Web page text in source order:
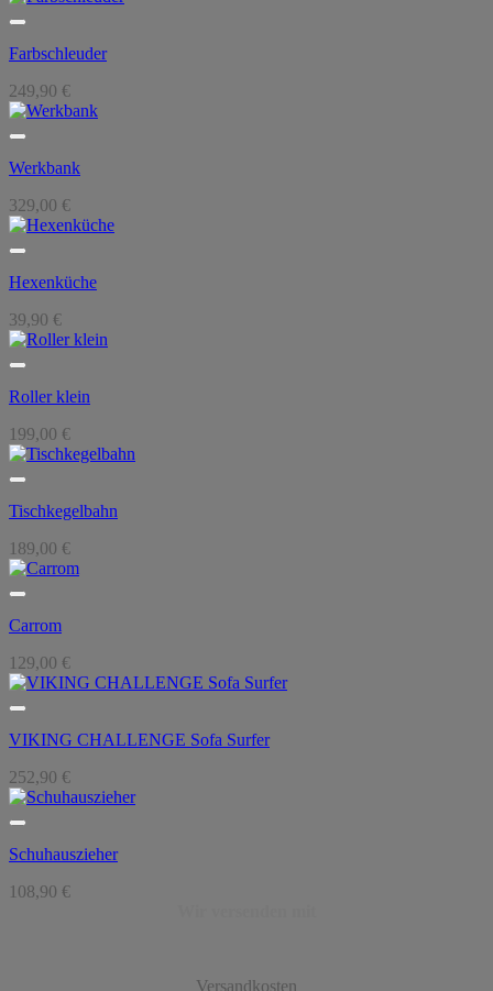
Farbschleuder
249,90 €
Werkbank
329,00 €
Hexenküche
39,90 €
Roller klein
199,00 €
Tischkegelbahn
189,00 €
Carrom
129,00 €
VIKING CHALLENGE Sofa Surfer
252,90 €
Schuhauszieher
108,90 €
Versandkosten